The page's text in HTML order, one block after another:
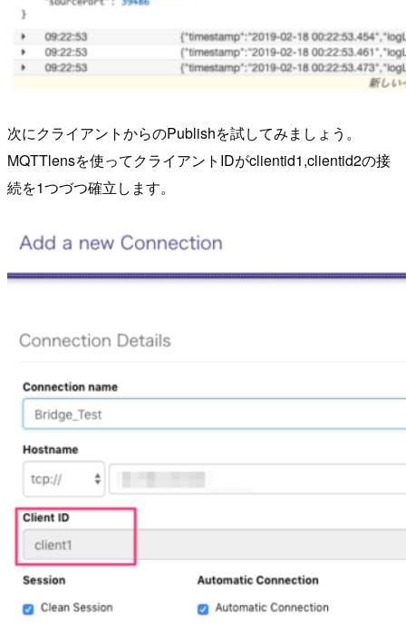
次にクライアントからのPublishを試してみましょう。
MQTTlensを使ってクライアントIDがclientid1,clientid2の接
続を1つづつ確立します。